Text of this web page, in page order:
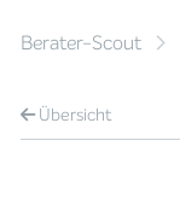
Berater-Scout
Übersicht